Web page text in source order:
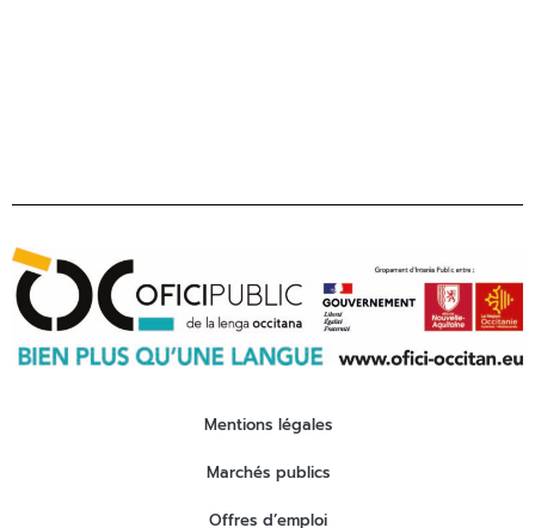
Mentions légales
Marchés publics
Offres d’emploi